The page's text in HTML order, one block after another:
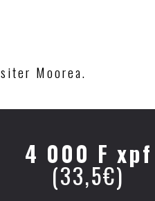
Moorea.
4 000 F xpf
(33,5€)